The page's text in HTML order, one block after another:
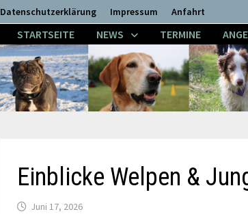
Datenschutzerklärung Impressum Anfahrt
STARTSEITE NEWS TERMINE
Einblicke Welpen &
Juni 17, 2026